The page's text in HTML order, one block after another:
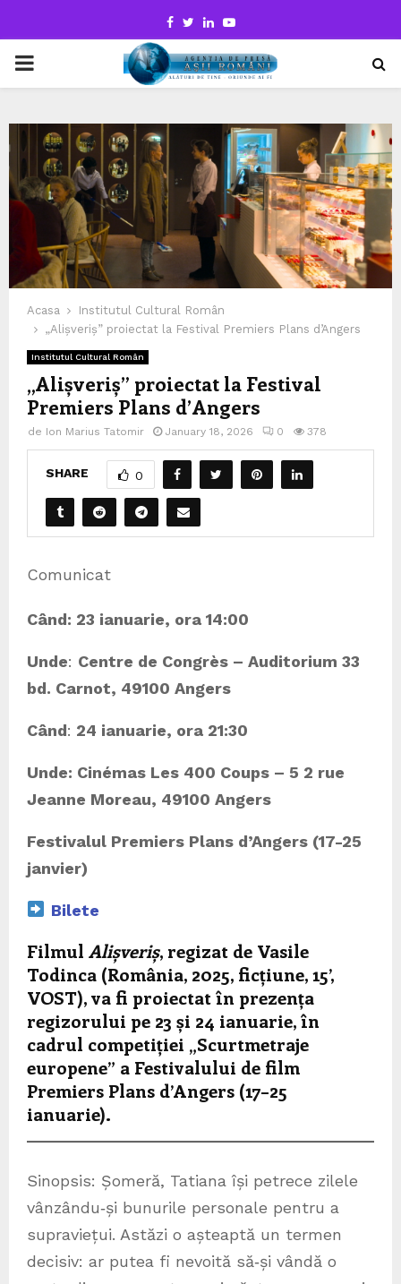
Facebook
TwitterLinkedinYoutube
PRIMARY
Acasa
Institutul Cultural Român
„Alișveriș” proiectat la Festival Premiers Plans d’Angers
Institutul Cultural Român
„Alișveriș” proiectat la Festival
Premiers Plans d’Angers
de Ion Marius Tatomir January 18, 2026 0 378
SHARE 0
Comunicat
Când: 23 ianuarie, ora 14:00
Unde: Centre de Congrès – Auditorium 33
bd. Carnot, 49100 Angers
Când: 24 ianuarie, ora 21:30
Unde: Cinémas Les 400 Coups – 5 2 rue
Jeanne Moreau, 49100 Angers
Festivalul Premiers Plans d’Angers (17-25
janvier)
Bilete
Filmul Alișveriș, regizat de Vasile
Todinca (România, 2025, ficțiune, 15’,
VOST), va fi proiectat în prezența
regizorului pe 23 și 24 ianuarie, în
cadrul competiției „Scurtmetraje
europene” a Festivalului de film
Premiers Plans d’Angers (17–25
ianuarie).
Sinopsis: Șomeră, Tatiana își petrece zilele
vânzându‑și bunurile personale pentru a
supraviețui. Astăzi o așteaptă un termen
decisiv: ar putea fi nevoită să‑și vândă o